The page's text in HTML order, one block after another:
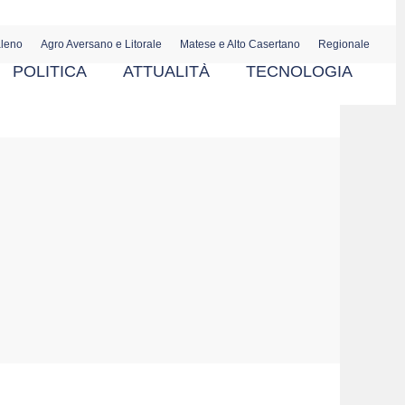
Agro Aversano e Litorale Matese e Alto Casertano Regionale
POLITICA ATTUALITÀ TECNOLOGIA